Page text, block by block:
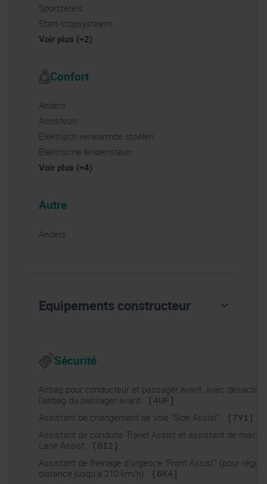
Sportzetels
Start-stopsysteem
Voir plus (+2)
Confort
Anders
Armsteun
Elektrisch verwarmde stoelen
Elektrische lendensteun
Voir plus (+4)
Autre
Anders
Equipements constructeur
Sécurité
Airbag pour conducteur et passager avant, avec
l’airbag du passager avant
[4UF]
Assistant de changement de voie “Side Assist” [7Y1]
Assistant de conduite Travel Assist et assistant de
Lane Assist
[6I2]
Assistant de freinage d’urgence “Front Assist” (pour
distance jusqu’à 210 km/h)
[6K4]